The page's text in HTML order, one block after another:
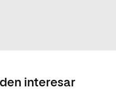
interesar